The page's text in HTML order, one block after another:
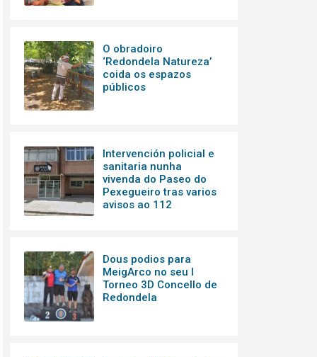
O obradoiro
‘Redondela Natureza’
coida os espazos
públicos
Intervención policial e
sanitaria nunha
vivenda do Paseo do
Pexegueiro tras varios
avisos ao 112
Dous podios para
MeigArco no seu I
Torneo 3D Concello de
Redondela